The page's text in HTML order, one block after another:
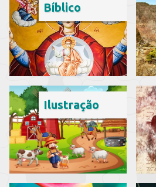
Bíblico
Ilustração